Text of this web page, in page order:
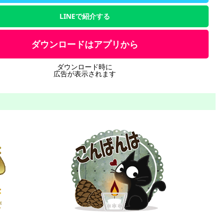
LINEで紹介する
ダウンロードはアプリから
ダウンロード時に
広告が表示されます